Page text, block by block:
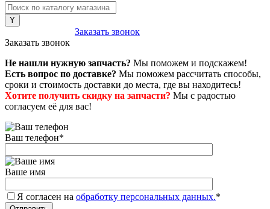
Заказать звонок
Заказать звонок
Не нашли нужную запчасть? Мы поможем и подскажем!
Есть вопрос по доставке? Мы поможем рассчитать способы,
сроки и стоимость доставки до места, где вы находитесь!
Хотите получить скидку на запчасти? Мы с радостью
согласуем её для вас!
Ваш телефон*
Ваше имя
Я согласен на обработку персональных данных.*